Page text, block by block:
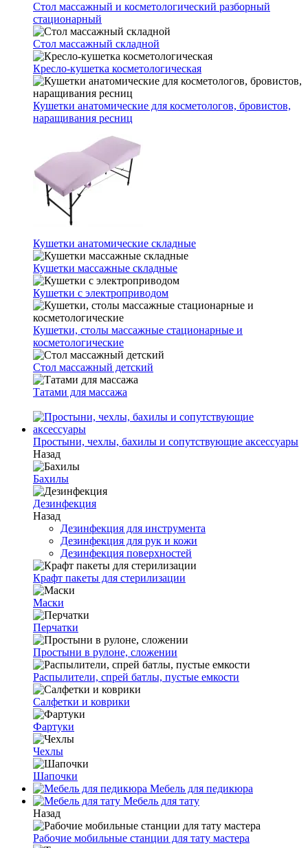
Стол массажный и косметологический разборный
стационарный
Стол массажный складной
Кресло-кушетка косметологическая
Кушетки анатомические для косметологов, бровистов,
наращивания ресниц
Кушетки анатомические складные
Кушетки массажные складные
Кушетки с электроприводом
Кушетки, столы массажные стационарные и
косметологические
Стол массажный детский
Татами для массажа
Простыни, чехлы, бахилы и сопутствующие аксессуары
Назад
Бахилы
Дезинфекция
Назад
Дезинфекция для инструмента
Дезинфекция для рук и кожи
Дезинфекция поверхностей
Крафт пакеты для стерилизации
Маски
Перчатки
Простыни в рулоне, сложении
Распылители, спрей батлы, пустые емкости
Салфетки и коврики
Фартуки
Чехлы
Шапочки
Мебель для педикюра
Мебель для тату
Назад
Рабочие мобильные станции для тату мастера